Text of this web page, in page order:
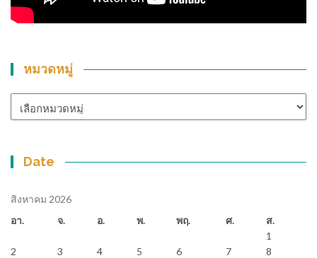
หมวดหมู่
หมู่
Date
สิงหาคม 2026
อา.
จ. อ. พ. พฤ. ศ.
ส.
1
2
3 4 5 6 7
8